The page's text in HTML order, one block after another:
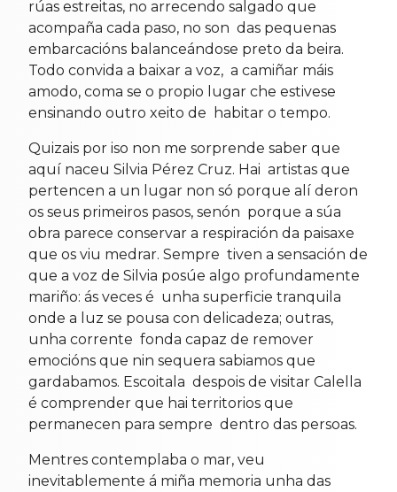
rúas estreitas, no arrecendo salgado que
acompaña cada paso, no son das pequenas
embarcacións balanceándose preto da beira.
Todo convida a baixar a voz, a camiñar máis
amodo, coma se o propio lugar che estivese
ensinando outro xeito de habitar o tempo.
Quizais por iso non me sorprende saber que
aquí naceu Silvia Pérez Cruz. Hai artistas que
pertencen a un lugar non só porque alí deron
os seus primeiros pasos, senón porque a súa
obra parece conservar a respiración da paisaxe
que os viu medrar. Sempre tiven a sensación de
que a voz de Silvia posúe algo profundamente
mariño: ás veces é unha superficie tranquila
onde a luz se pousa con delicadeza; outras,
unha corrente fonda capaz de remover
emocións que nin sequera sabiamos que
gardabamos. Escoitala despois de visitar Calella
é comprender que hai territorios que
permanecen para sempre dentro das persoas.
Mentres contemplaba o mar, veu
inevitablemente á miña memoria unha das